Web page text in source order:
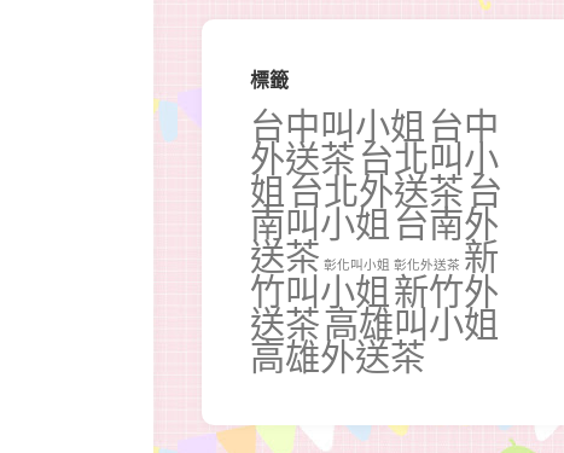
標籤
台中叫小姐 台中
外送茶 台北叫小
姐 台北外送茶 台
南叫小姐 台南外
送茶 彰化叫小姐 彰化外送茶 新
竹叫小姐 新竹外
送茶高雄叫小姐
高雄外送茶